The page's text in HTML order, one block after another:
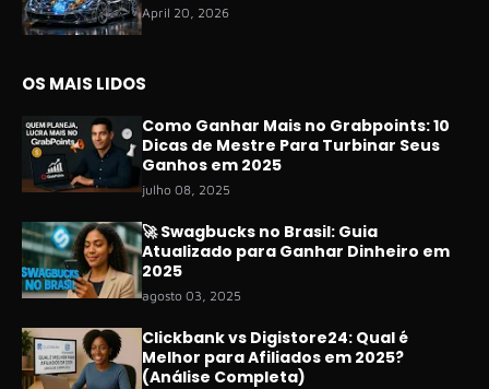
April 20, 2026
OS MAIS LIDOS
Como Ganhar Mais no Grabpoints: 10
Dicas de Mestre Para Turbinar Seus
Ganhos em 2025
julho 08, 2025
🚀 Swagbucks no Brasil: Guia
Atualizado para Ganhar Dinheiro em
2025
agosto 03, 2025
Clickbank vs Digistore24: Qual é
Melhor para Afiliados em 2025?
(Análise Completa)